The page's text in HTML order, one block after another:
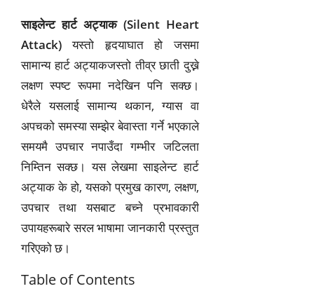
साइलेन्ट हार्ट अट्याक (Silent Heart
Attack) यस्तो हृदयाघात हो जसमा
सामान्य हार्ट अट्याकजस्तो तीव्र छाती दुख्ने
लक्षण स्पष्ट रूपमा नदेखिन पनि सक्छ।
धेरैले यसलाई सामान्य थकान, ग्यास वा
अपचको समस्या सम्झेर बेवास्ता गर्ने भएकाले
समयमै उपचार नपाउँदा गम्भीर जटिलता
निम्तिन सक्छ। यस लेखमा साइलेन्ट हार्ट
अट्याक के हो, यसको प्रमुख कारण, लक्षण,
उपचार तथा यसबाट बच्ने प्रभावकारी
उपायहरूबारे सरल भाषामा जानकारी प्रस्तुत
गरिएको छ।
Table of Contents